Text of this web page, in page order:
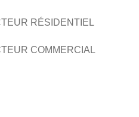
RÉSIDENTIEL
COMMERCIAL